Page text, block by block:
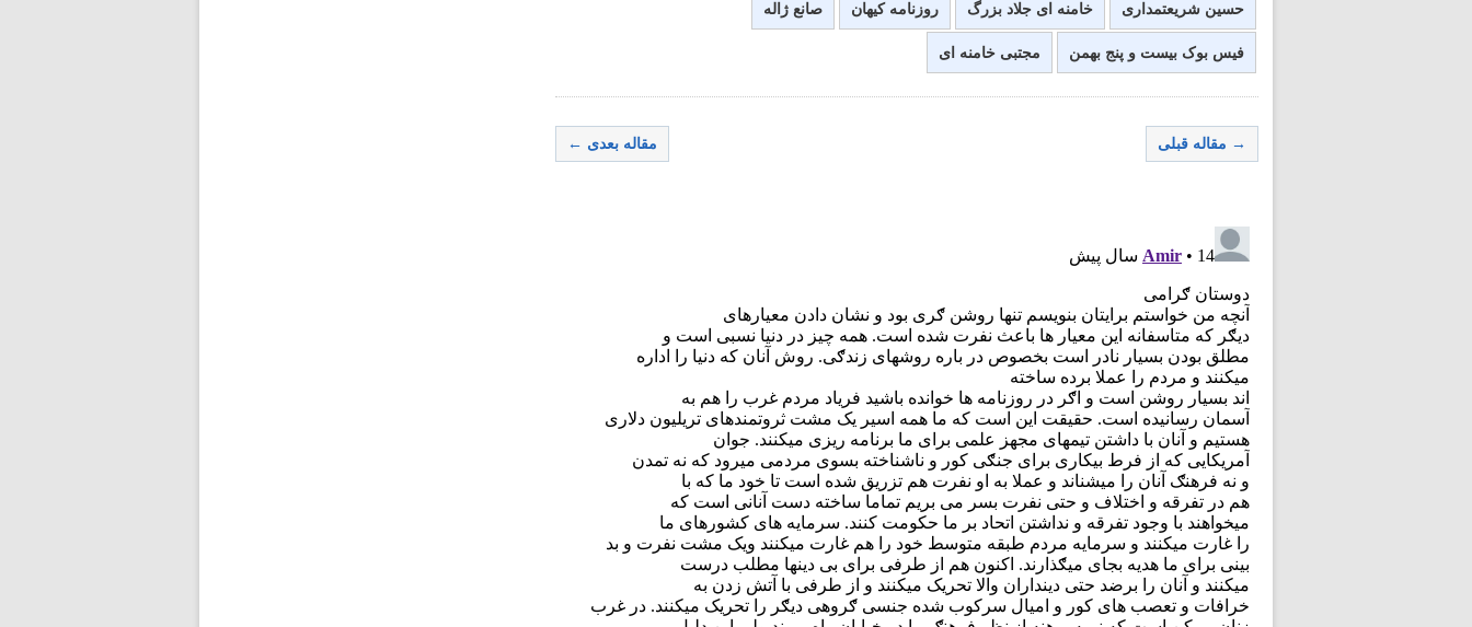
حسین شریعتمداری خامنه ای جلاد بزرگ روزنامه کیهان صانع ژاله
فیس بوک بیست و پنج بهمن مجتبی خامنه ای
→ مقاله قبلی مقاله بعدی ←